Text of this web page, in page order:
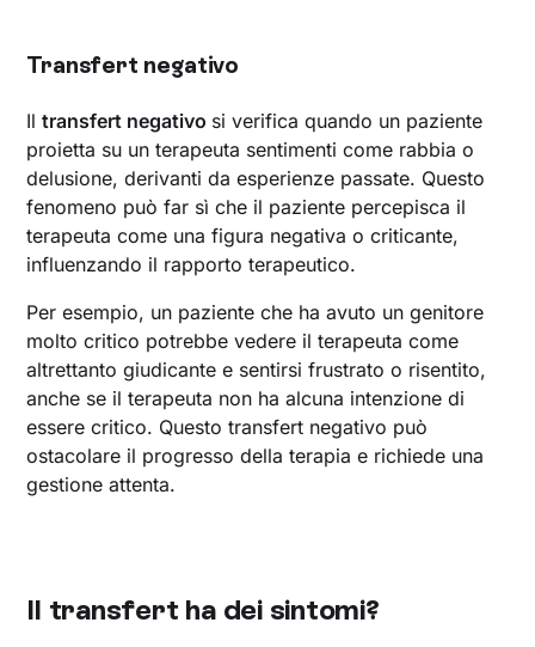
Transfert negativo
Iltransfert negativo si verifica quando un paziente
proietta su un terapeuta sentimenti come rabbia o
delusione, derivanti da esperienze passate. Questo
fenomeno può far sì che il paziente percepisca il
terapeuta come una figura negativa o criticante,
influenzando il rapporto terapeutico.
Per esempio, un paziente che ha avuto un genitore
molto critico potrebbe vedere il terapeuta come
altrettanto giudicante e sentirsi frustrato o risentito,
anche se il terapeuta non ha alcuna intenzione di
essere critico. Questo transfert negativo può
ostacolare il progresso della terapia e richiede una
gestione attenta.
Il transfert ha dei sintomi?